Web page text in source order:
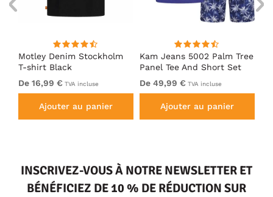
Motley Denim Stockholm
T-shirt Black
De 16,99 € TVA incluse
Ajouter au panier
Kam Jeans 5002 Palm Tree
Panel Tee And Short Set
Electric Blue
De 49,99 € TVA incluse
Ajouter au panier
INSCRIVEZ-VOUS À NOTRE NEWSLETTER ET
BÉNÉFICIEZ DE 10 % DE RÉDUCTION SUR